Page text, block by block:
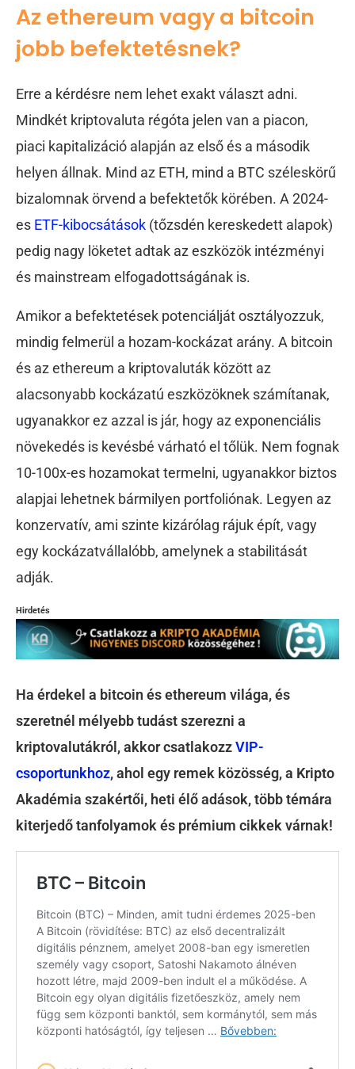
Az ethereum vagy a bitcoin
jobb befektetésnek?
Erre a kérdésre nem lehet exakt választ adni.
Mindkét kriptovaluta régóta jelen van a piacon,
piaci kapitalizáció alapján az első és a második
helyen állnak. Mind az ETH, mind a BTC széleskörű
bizalomnak örvend a befektetők körében. A 2024-
es ETF-kibocsátások (tőzsdén kereskedett alapok)
pedig nagy löketet adtak az eszközök intézményi
és mainstream elfogadottságának is.
Amikor a befektetések potenciálját osztályozzuk,
mindig felmerül a hozam-kockázat arány. A bitcoin
és az ethereum a kriptovaluták között az
alacsonyabb kockázatú eszközöknek számítanak,
ugyanakkor ez azzal is jár, hogy az exponenciális
növekedés is kevésbé várható el tőlük. Nem fognak
10-100x-es hozamokat termelni, ugyanakkor biztos
alapjai lehetnek bármilyen portfoliónak. Legyen az
konzervatív, ami szinte kizárólag rájuk épít, vagy
egy kockázatvállalóbb, amelynek a stabilitását
adják.
Hirdetés
Ha érdekel a bitcoin és ethereum világa, és
szeretnél mélyebb tudást szerezni a
kriptovalutákról, akkor csatlakozzVIP-
csoportunkhoz, ahol egy remek közösség, a Kripto
Akadémia szakértői, heti élő adások, több témára
kiterjedő tanfolyamok és prémium cikkek várnak!